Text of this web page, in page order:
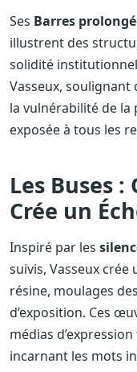
Ses Barres
illustrent des
solidité
Vasseux,
la vulnérabilité de
exposée à tous les
Les Buses
Crée un
Inspiré par les
suivis, Vasseux crée
résine, moulages
d’exposition. Ces
médias
incarnant les mots